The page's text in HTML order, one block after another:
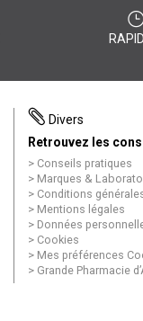
Divers
Retrouvez les
Conseils pratiques
Marques &
Conditions
Mentions légales
Données
Cookies
Mes préférences
Grande Pharmacie